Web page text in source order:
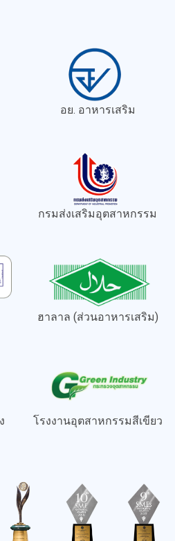
อย. อาหารเสริม
กรมส่งเสริมอุตสาหกรรม
ฮาลาล (ส่วนอาหารเสริม)
โรงงานอุตสาหกรรมสีเขียว